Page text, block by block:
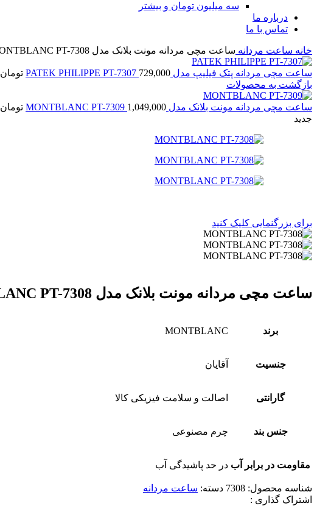
سه میلیون تومان و بیشتر
درباره ما
تماس با ما
خانه ساعت مردانه ساعت مچی مردانه مونت بلانک مدل MONTBLANC PT-7308
ساعت مچی مردانه پتک فیلیپ مدل PATEK PHILIPPE PT-7307 729,000
تومان
بازگشت به محصولات
ساعت مچی مردانه مونت بلانک مدل MONTBLANC PT-7309 1,049,000
تومان
جدید
برای بزرگنمایی کلیک کنید
ساعت مچی مردانه مونت بلانک مدل MONTBLANC PT-7308
برند MONTBLANC
جنسیت آقایان
گارانتی اصالت و سلامت فیزیکی کالا
جنس بند چرم مصنوعی
مقاومت در برابر آب در حد پاشیدگی آب
شناسه محصول: 7308 دسته: ساعت مردانه
اشتراک گذاری :